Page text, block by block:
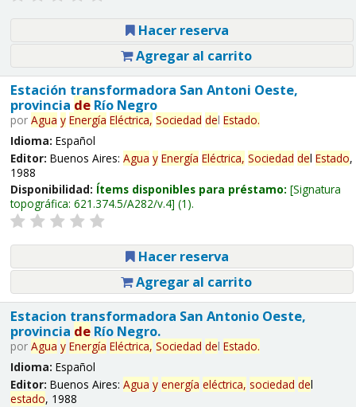
Hacer reserva
Agregar al carrito
Estación transformadora San Antoni Oeste,
provincia deRío Negro
por Agua y Energía Eléctrica, Sociedad del Estado.
Idioma: Español
Editor: Buenos Aires: Agua y Energía Eléctrica, Sociedad del Estado,
1988
Disponibilidad: Ítems disponibles para préstamo: Signatura
topográfica: 621.374.5/A282/v.4 (1).
Hacer reserva
Agregar al carrito
Estacion transformadora San Antonio Oeste,
provincia deRío Negro.
por Agua y Energía Eléctrica, Sociedad del Estado.
Idioma: Español
Editor: Buenos Aires: Agua y energía eléctrica, sociedad del
estado, 1988